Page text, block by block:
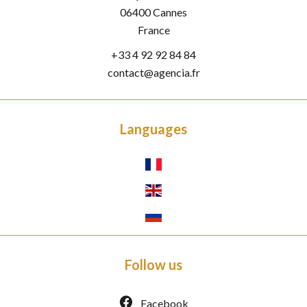
06400Cannes
France
+33 4 92 92 84 84
contact@agencia.fr
Languages
Follow us
Facebook